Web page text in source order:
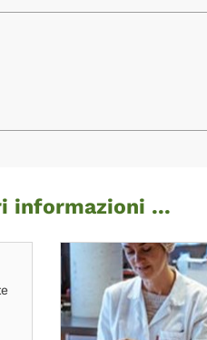
informazioni ...